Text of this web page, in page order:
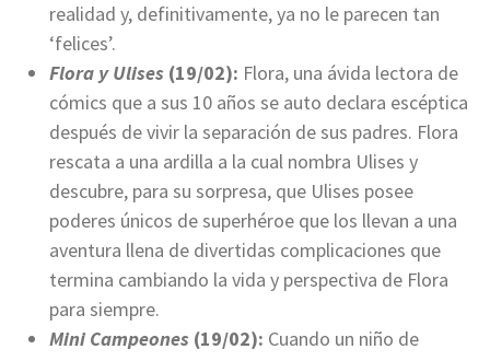
realidad y, definitivamente, ya no le parecen tan
‘felices’.
Flora y Ulises (19/02): Flora, una ávida lectora de
cómics que a sus 10 años se auto declara escéptica
después de vivir la separación de sus padres. Flora
rescata a una ardilla a la cual nombra Ulises y
descubre, para su sorpresa, que Ulises posee
poderes únicos de superhéroe que los llevan a una
aventura llena de divertidas complicaciones que
termina cambiando la vida y perspectiva de Flora
para siempre.
Mini Campeones (19/02): Cuando un niño de